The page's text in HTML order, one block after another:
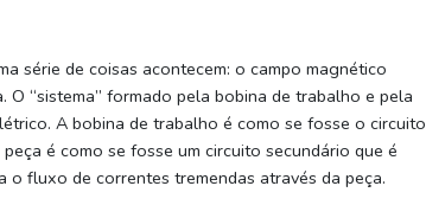
série de coisas acontecem: o campo magnético
“sistema” formado pela bobina de trabalho e pela
A bobina de trabalho é como se fosse o circuito
é como se fosse um circuito secundário que é
o fluxo de correntes tremendas através da peça.